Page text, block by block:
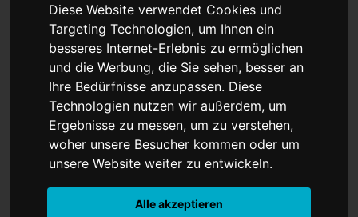
Diese Website verwendet Cookies und
Targeting Technologien, um Ihnen ein
besseres Internet-Erlebnis zu ermöglichen
und die Werbung, die Sie sehen, besser an
Ihre Bedürfnisse anzupassen. Diese
Technologien nutzen wir außerdem, um
Ergebnisse zu messen, um zu verstehen,
woher unsere Besucher kommen oder um
unsere Website weiter zu entwickeln.
Alle akzeptieren
Documenta-Chefin legt
Amt nieder